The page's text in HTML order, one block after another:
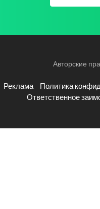
Авторские
Реклама Политика
Ответственное